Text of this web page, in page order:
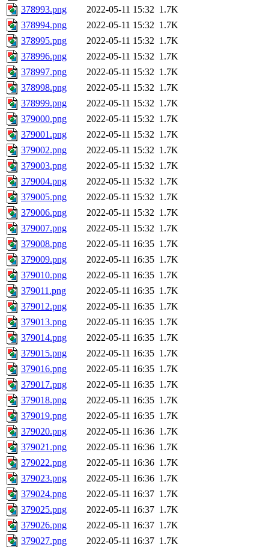
378993.png
2022-05-11 15:32 1.7K
378994.png
2022-05-11 15:32 1.7K
378995.png
2022-05-11 15:32 1.7K
378996.png
2022-05-11 15:32 1.7K
378997.png
2022-05-11 15:32 1.7K
378998.png
2022-05-11 15:32 1.7K
378999.png
2022-05-11 15:32 1.7K
379000.png
2022-05-11 15:32 1.7K
379001.png
2022-05-11 15:32 1.7K
379002.png
2022-05-11 15:32 1.7K
379003.png
2022-05-11 15:32 1.7K
379004.png
2022-05-11 15:32 1.7K
379005.png
2022-05-11 15:32 1.7K
379006.png
2022-05-11 15:32 1.7K
379007.png
2022-05-11 15:32 1.7K
379008.png
2022-05-11 16:35 1.7K
379009.png
2022-05-11 16:35 1.7K
379010.png
2022-05-11 16:35 1.7K
379011.png
2022-05-11 16:35 1.7K
379012.png
2022-05-11 16:35 1.7K
379013.png
2022-05-11 16:35 1.7K
379014.png
2022-05-11 16:35 1.7K
379015.png
2022-05-11 16:35 1.7K
379016.png
2022-05-11 16:35 1.7K
379017.png
2022-05-11 16:35 1.7K
379018.png
2022-05-11 16:35 1.7K
379019.png
2022-05-11 16:35 1.7K
379020.png
2022-05-11 16:36 1.7K
379021.png
2022-05-11 16:36 1.7K
379022.png
2022-05-11 16:36 1.7K
379023.png
2022-05-11 16:36 1.7K
379024.png
2022-05-11 16:37 1.7K
379025.png
2022-05-11 16:37 1.7K
379026.png
2022-05-11 16:37 1.7K
379027.png
2022-05-11 16:37 1.7K